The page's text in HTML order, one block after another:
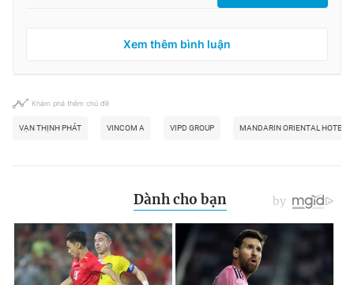
Xem thêm bình luận
Khám phá thêm chủ đề
VẠN THỊNH PHÁT VINCOM A VIPD GROUP MANDARIN ORIENTAL HOTEL